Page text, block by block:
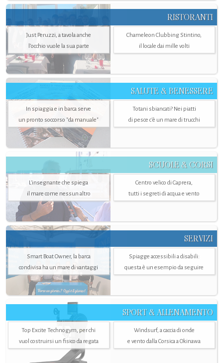
RISTORANTI
Just Peruzzi, a tavola anche
l’occhio vuole la sua parte
Chameleon Clubbing Stintino,
il locale dai mille volti
SALUTE & BENESSERE
In spiaggia e in barca serve
un pronto soccorso "da manuale"
Totani sbiancati? Nei piatti
di pesce c'è un mare di trucchi
SCUOLE & CORSI
L'insegnante che spiega
il mare come nessun altro
Centro velico di Caprera,
tutti i segreti di acqua e vento
SERVIZI
Smart Boat Owner, la barca
condivisa ha un mare di vantaggi
Spiagge accessibili a disabili:
questa è un esempio da seguire
SPORT & ALLENAMENTO
Top Excite Technogym, per chi
vuol costruirsi un fisico da regata
Windsurf, a caccia di onde
e vento dalla Corsica a Okinawa